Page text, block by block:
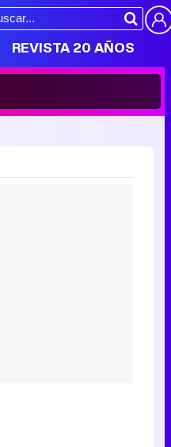
REVISTA 20 AÑOS